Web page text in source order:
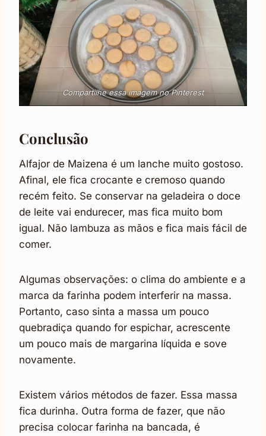
Compartilhe essa imagem no Pinterest
Conclusão
Alfajor de Maizena é um lanche muito gostoso.
Afinal, ele fica crocante e cremoso quando
recém feito. Se conservar na geladeira o doce
de leite vai endurecer, mas fica muito bom
igual. Não lambuza as mãos e fica mais fácil de
comer.
Algumas observações: o clima do ambiente e a
marca da farinha podem interferir na massa.
Portanto, caso sinta a massa um pouco
quebradiça quando for espichar, acrescente
um pouco mais de margarina líquida e sove
novamente.
Existem vários métodos de fazer. Essa massa
fica durinha. Outra forma de fazer, que não
precisa colocar farinha na bancada, é